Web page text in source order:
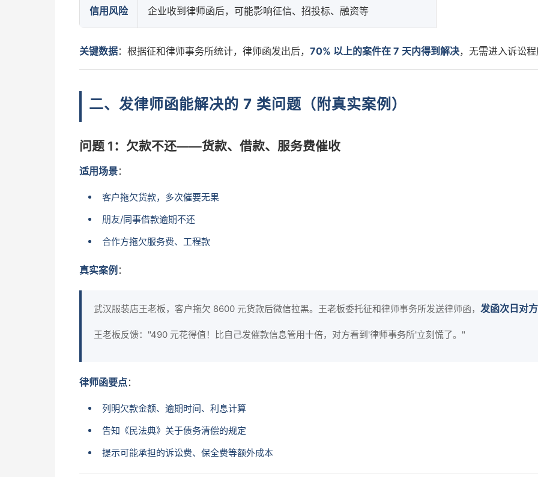
信用风险 企业收到律师函后，可能影响征信、招投标、融资等
关键数据：根据征和律师事务所统计，律师函发出后， 70% 以上的案件在 7 天内得到解决，无需进入诉讼
二、发律师函能解决的 7 类问题（附真实案例）
问题 1：欠款不还——货款、借款、服务费催收
适用场景：
客户拖欠货款，多次催要无果
朋友/同事借款逾期不还
合作方拖欠服务费、工程款
真实案例 ：
武汉服装店王老板，客户拖欠 8600 元货款后微信拉黑。王老板委托征和律师事务所发送律师函， 发函次日对
王老板反馈："490 元花得值！比自己发催款信息管用十倍，对方看到'律师事务所'立刻慌了。"
律师函要点：
列明欠款金额、逾期时间、利息计算
告知《民法典》关于债务清偿的规定
提示可能承担的诉讼费、保全费等额外成本